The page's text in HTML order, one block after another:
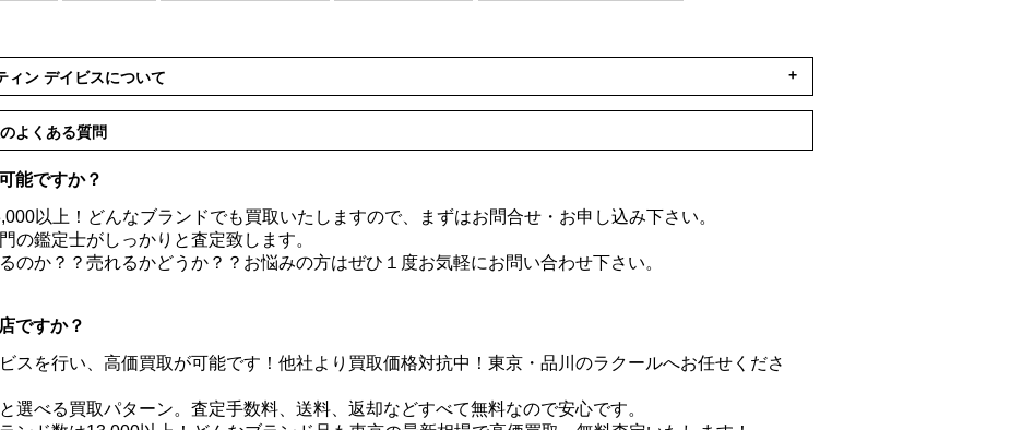
ィン デイビスについて +
よくある質問
能ですか？
以上！どんなブランドでも買取いたしますので、まずはお問合せ・お申し込み下さい。
の鑑定士がしっかりと査定致します。
のか？？売れるかどうか？？お悩みの方はぜひ１度お気軽にお問い合わせ下さい。
ですか？
スを行い、高価買取が可能です！他社より買取価格対抗中！東京・品川のラクールへお任せくださ
選べる買取パターン。査定手数料、送料、返却などすべて無料なので安心です。